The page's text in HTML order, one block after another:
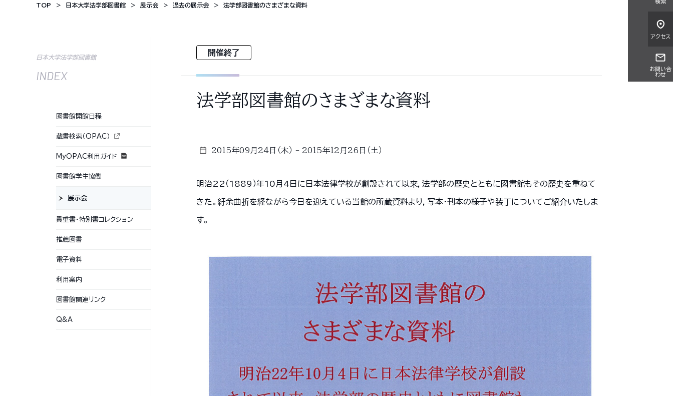
検索
アクセス
お問い合
わせ
TOP 日本大学法学部図書館 展示会 過去の展示会 法学部図書館のさまざまな資料
開催終了
法学部図書館のさまざまな資料
2015年09月24日（木） - 2015年12月26日（土）
明治22（1889）年10月4日に日本法律学校が創設されて以来，法学部の歴史とともに図書館もその歴史を重ねて
きた。紆余曲折を経ながら今日を迎えている当館の所蔵資料より，写本・刊本の様子や装丁についてご紹介いたしま
す。
日本大学法学部図書館
INDEX
図書館開館日程
蔵書検索（OPAC）
MyOPAC利用ガイド
図書館学生協働
展示会
貴重書・特別書コレクション
推薦図書
電子資料
利用案内
図書館関連リンク
Q&A